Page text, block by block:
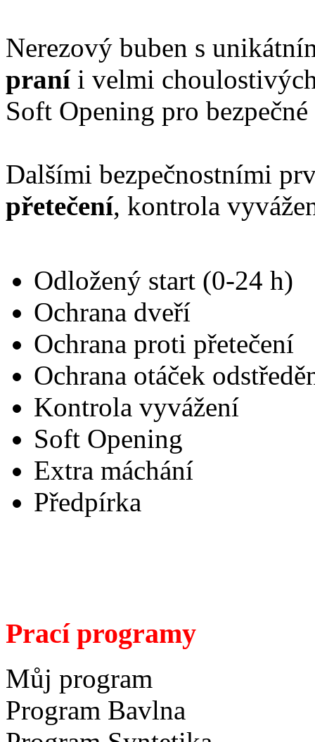
Nerezový buben s
praníi velmi
Soft Opening pro
Dalšími bezpečnostními
přetečení, kontrola
Odložený start (0-24 h)
Ochrana dveří
Ochrana proti přetečení
Ochrana otáček
Kontrola vyvážení
Soft Opening
Extra máchání
Předpírka
Prací programy
Můj program
Program Bavlna